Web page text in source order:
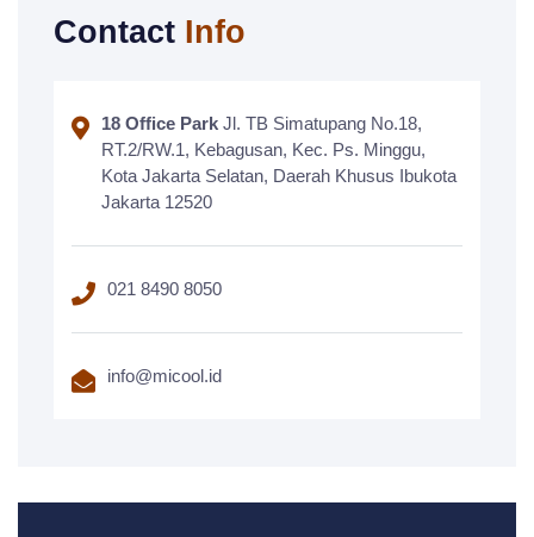
Contact Info
18 Office Park Jl. TB Simatupang No.18,
RT.2/RW.1, Kebagusan, Kec. Ps. Minggu,
Kota Jakarta Selatan, Daerah Khusus Ibukota
Jakarta 12520
021 8490 8050
info@micool.id